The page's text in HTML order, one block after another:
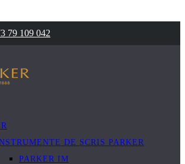
79 109 042
DE SCRIS PARKER
PARKER IM